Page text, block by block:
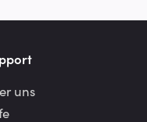
uns